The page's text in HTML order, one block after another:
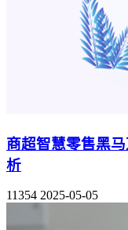
商超智慧零售黑
析
11354 2025-05-05